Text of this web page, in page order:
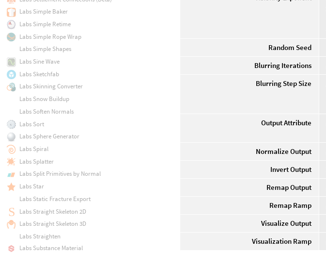
Random Seed
Blurring Iterations
Blurring Step Size
Output Attribute
Normalize Output
Invert Output
Remap Output
Remap Ramp
Visualize Output
Visualization Ramp
Labs Simple Baker
Labs Simple Retime
Labs Simple Rope Wrap
Labs Simple Shapes
Labs Sine Wave
Labs Sketchfab
Labs Skinning Converter
Labs Snow Buildup
Labs Soften Normals
Labs Sort
Labs Sphere Generator
Labs Spiral
Labs Splatter
Labs Split Primitives by Normal
Labs Star
Labs Static Fracture Export
Labs Straight Skeleton 2D
Labs Straight Skeleton 3D
Labs Straighten
Labs Substance Material